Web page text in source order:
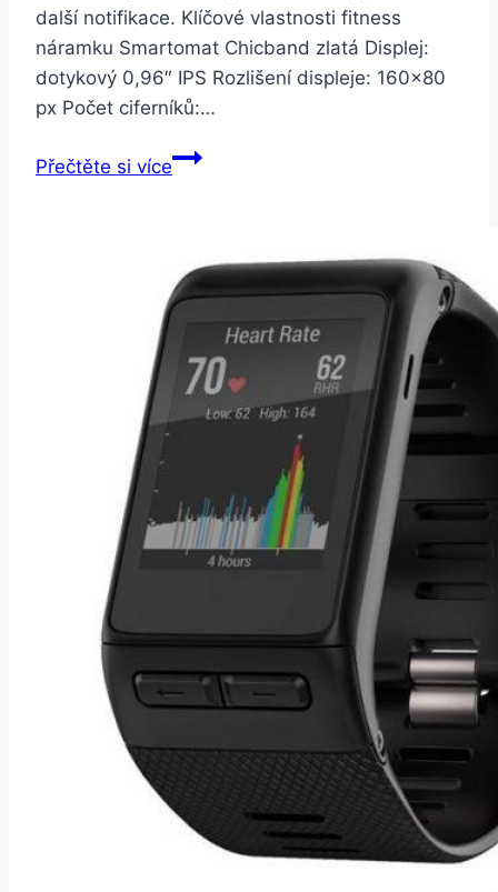
další notifikace. Klíčové vlastnosti fitness
náramku Smartomat Chicband zlatá Displej:
dotykový 0,96″ IPS Rozlišení displeje: 160×80
px Počet ciferníků:…
Přečtěte si víceSmartomat